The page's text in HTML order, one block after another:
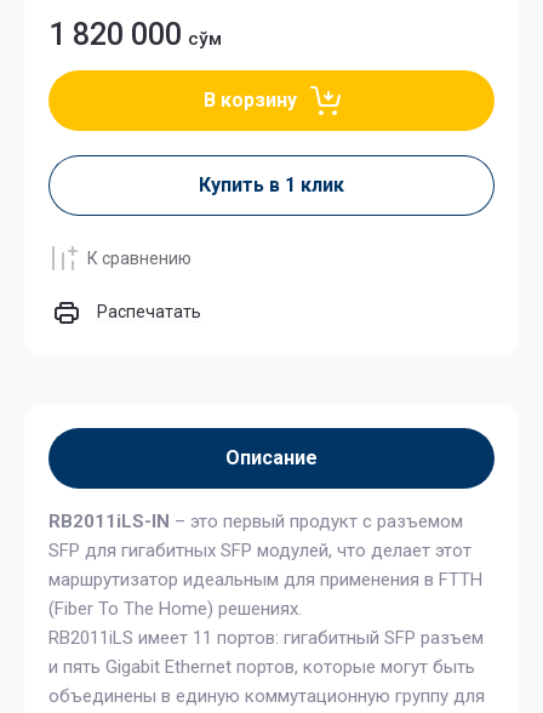
1 820 000 сўм
В корзину
Купить в 1 клик
К сравнению
Распечатать
Описание
RB2011iLS-IN – это первый продукт с разъемом
SFP для гигабитных SFP модулей, что делает этот
маршрутизатор идеальным для применения в FTTH
(Fiber To The Home) решениях.
RB2011iLS имеет 11 портов: гигабитный SFP разъем
и пять Gigabit Ethernet портов, которые могут быть
объединены в единую коммутационную группу для